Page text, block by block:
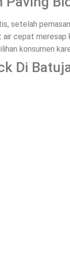
setelah
air cepat meresap
konsumen
Di